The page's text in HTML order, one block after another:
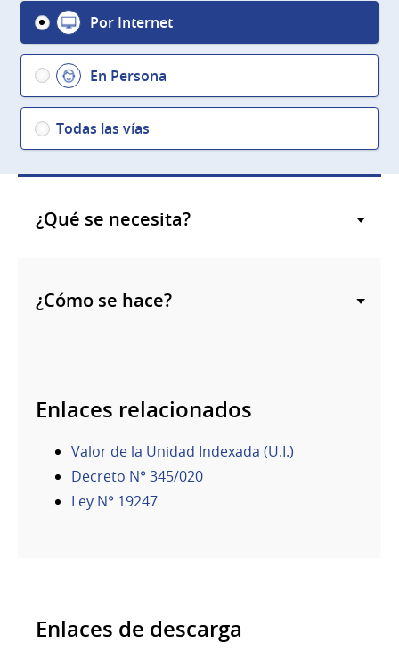
Por Internet
En Persona
Todas las vías
¿Qué se necesita?
¿Cómo se hace?
Enlaces relacionados
Valor de la Unidad Indexada (U.I.)
Decreto N° 345/020
Ley N° 19247
Enlaces de descarga